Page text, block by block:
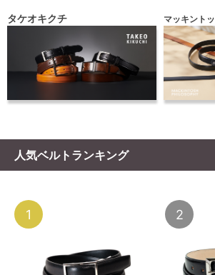
タケオキクチ マッキント
人気ベルトランキング
1 2